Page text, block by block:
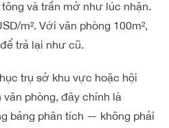
và trần mở như lúc nhận.
m². Với văn phòng 100m²,
trả lại như cũ.
trụ sở khu vực hoặc hội
phòng, đây chính là
bảng phân tích — không phải